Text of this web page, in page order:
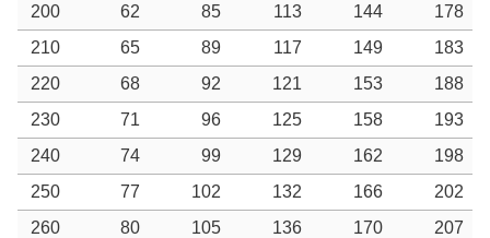
200
62 85 113 144
178
210
65 89 117 149
183
220
68 92 121 153
188
230
71 96 125 158
193
240
74 99 129 162
198
250
77 102 132 166
202
260
80 105 136 170
207